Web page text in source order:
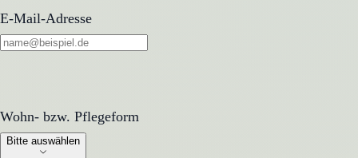
E-Mail-Adresse
Wohn- bzw. Pflegeform
Wohn- bzw. Pflegeform
Bitte auswählen